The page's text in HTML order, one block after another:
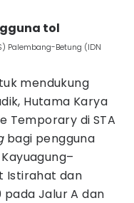
tol
Palembang-Betung (IDN
mendukung
Hutama Karya
Temporary di STA
bagi pengguna
Istirahat dan
pada Jalur A dan